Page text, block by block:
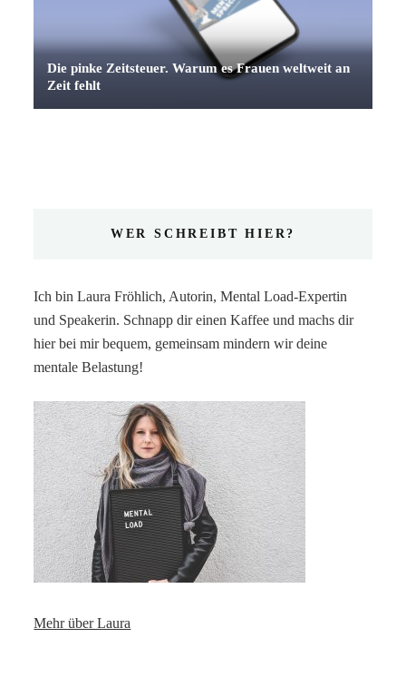
Die pinke Zeitsteuer. Warum es Frauen weltweit an
Zeit fehlt
WER SCHREIBT HIER?
Ich bin Laura Fröhlich, Autorin, Mental Load-Expertin
und Speakerin. Schnapp dir einen Kaffee und machs dir
hier bei mir bequem, gemeinsam mindern wir deine
mentale Belastung!
Mehr über Laura